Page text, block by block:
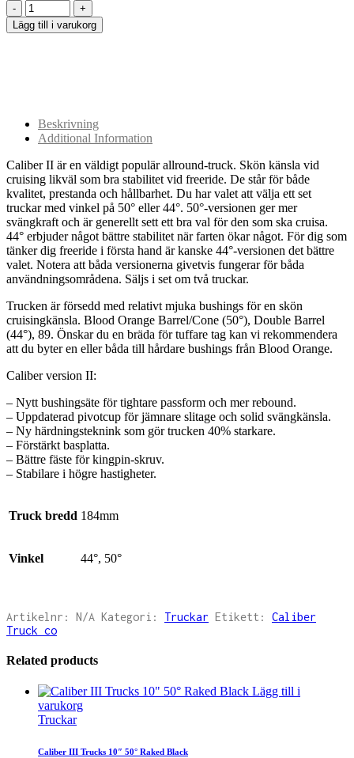
Lägg till i varukorg
Beskrivning
Additional Information
Caliber II är en väldigt populär allround-truck. Skön känsla vid
cruising likväl som bra stabilitet vid freeride. De står för både
kvalitet, prestanda och hållbarhet. Du har valet att välja ett set
truckar med vinkel på 50° eller 44°. 50°-versionen ger mer
svängkraft och är generellt sett ett bra val för den som ska cruisa.
44° erbjuder något bättre stabilitet när farten ökar något. För dig som
tänker dig freeride i första hand är kanske 44°-versionen det bättre
valet. Notera att båda versionerna givetvis fungerar för båda
användningsområdena. Säljs i set om två truckar.
Trucken är försedd med relativt mjuka bushings för en skön
cruisingkänsla. Blood Orange Barrel/Cone (50°), Double Barrel
(44°), 89. Önskar du en bräda för tuffare tag kan vi rekommendera
att du byter en eller båda till hårdare bushings från Blood Orange.
Caliber version II:
– Nytt bushingsäte för tightare passform och mer rebound.
– Uppdaterad pivotcup för jämnare slitage och solid svängkänsla.
– Ny härdningsteknink som gör trucken 40% starkare.
– Förstärkt basplatta.
– Bättre fäste för kingpin-skruv.
– Stabilare i högre hastigheter.
Truck bredd 184mm
Vinkel 44°, 50°
Artikelnr: N/A Kategori: Truckar Etikett: Caliber
Truck co
Related products
Lägg till i
varukorg
Truckar
Caliber III Trucks 10″ 50° Raked Black